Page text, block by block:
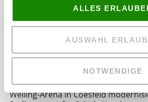
ALLES
AUSWAHL
NOTWENDIGE
Weiling-Arena in Coesfeld